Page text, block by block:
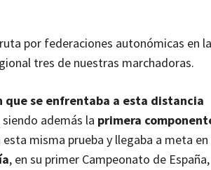
por federaciones autonómicas en la
tres de nuestras marchadoras.
que se enfrentaba a esta distancia
además la primera
misma prueba y llegaba a meta en
, en su primer Campeonato de España,